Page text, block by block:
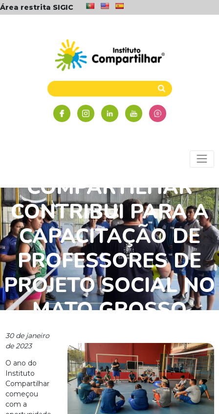
Área restrita SIGIC
COMPARTILHAR
CONTRIBUI PARA A
CAPACITAÇÃO DE
PROFESSORES DE
PROJETO SOCIAL NO
MATO GROSSO
30 de janeiro
de 2023
O ano do
Instituto
Compartilhar
começou
com a